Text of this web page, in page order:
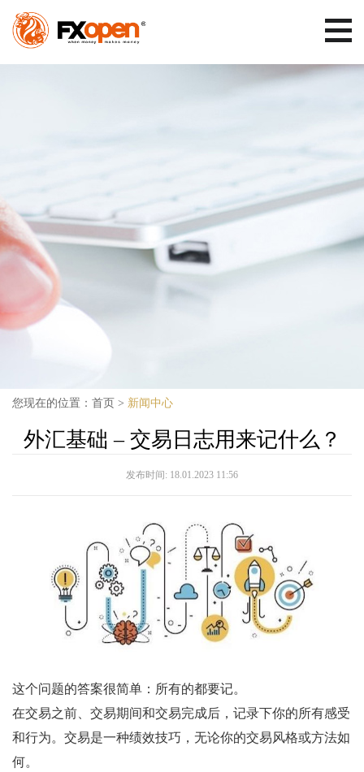
您现在的位置： 首页 > 新闻中心
外汇基础 – 交易日志用来记什么？
发布时间: 18.01.2023 11:56
这个问题的答案很简单：所有的都要记。
在交易之前、交易期间和交易完成后，记录下你的所有感受
和行为。交易是一种绩效技巧，无论你的交易风格或方法如
何。